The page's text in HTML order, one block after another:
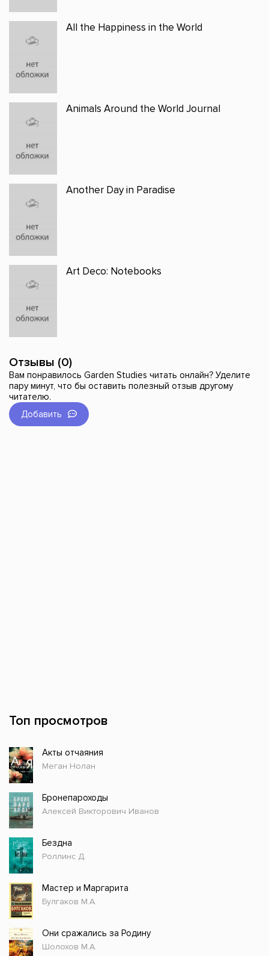
All the Happiness in the World
Animals Around the World Journal
Another Day in Paradise
Art Deco: Notebooks
Отзывы (0)
Вам понравилось Garden Studies читать онлайн? Уделите
пару минут, что бы оставить полезный отзыв другому
читателю.
Добавить
Топ просмотров
Акты отчаяния
Меган Нолан
Бронепароходы
Алексей Викторович Иванов
Бездна
Роллинс Д.
Мастер и Маргарита
Булгаков М.А.
Они сражались за Родину
Шолохов М.А.